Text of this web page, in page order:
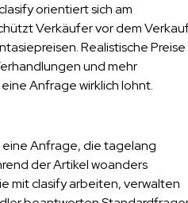
orientiert sich am
Verkäufer vor dem
Realistische Preise
und mehr
Anfrage wirklich lohnt.
eine Anfrage, die tagelang
der Artikel woanders
mit clasify arbeiten, verwalten